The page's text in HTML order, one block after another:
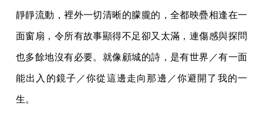
靜靜流動，裡外一切清晰的朦朧的，全都映疊相逢在一
面窗扇，令所有故事顯得不足卻又太滿，連傷感與探問
也多餘地沒有必要。就像顧城的詩，是有世界／有一面
能出入的鏡子／你從這邊走向那邊／你避開了我的一
生。